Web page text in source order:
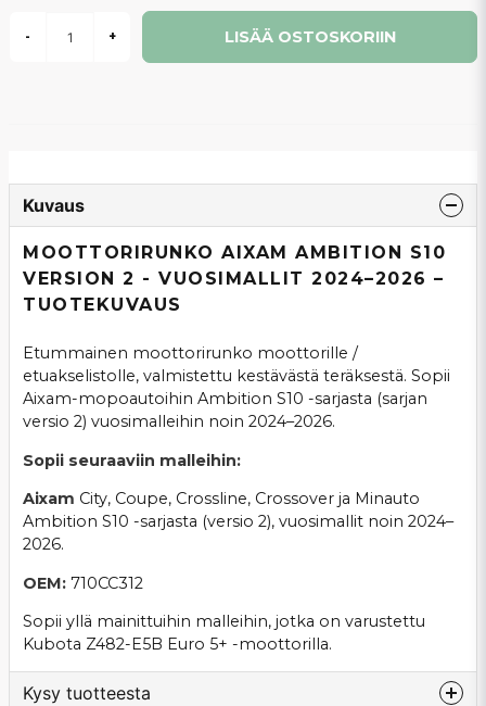
- + LISÄÄ OSTOSKORIIN
Kuvaus
MOOTTORIRUNKO AIXAM AMBITION S10
VERSION 2 - VUOSIMALLIT 2024–2026 –
TUOTEKUVAUS
Etummainen moottorirunko moottorille /
etuakselistolle, valmistettu kestävästä teräksestä. Sopii
Aixam-mopoautoihin Ambition S10 -sarjasta (sarjan
versio 2) vuosimalleihin noin 2024–2026.
Sopii seuraaviin malleihin:
Aixam City, Coupe, Crossline, Crossover ja Minauto
Ambition S10 -sarjasta (versio 2), vuosimallit noin 2024–
2026.
OEM: 710CC312
Sopii yllä mainittuihin malleihin, jotka on varustettu
Kubota Z482-E5B Euro 5+ -moottorilla.
Kysy tuotteesta